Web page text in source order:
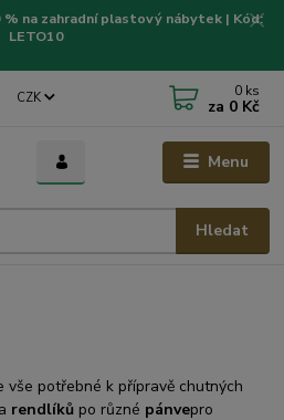
% na zahradní plastový nábytek | Kód:
LETO10
Menu
CZK
Hledat
0 ks
za 0 Kč
vše potřebné k přípravě chutných
a rendlíků po různé pánvepro